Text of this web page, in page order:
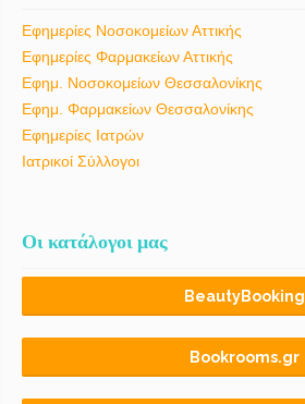
Εφημερίες Νοσοκομείων Αττικής
Εφημερίες Φαρμακείων Αττικής
Εφημ. Νοσοκομείων Θεσσαλονίκης
Εφημ. Φαρμακείων Θεσσαλονίκης
Εφημερίες Ιατρών
Ιατρικοί Σύλλογοι
Οι κατάλογοι μας
BeautyBooking
Bookrooms.gr